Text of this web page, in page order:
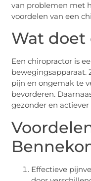
van problemen met
voordelen van een
Wat doet
Een chiropractor is
bewegingsapparaat.
pijn en ongemak te
bevorderen.
gezonder en
Effectieve